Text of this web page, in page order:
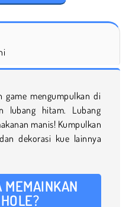
game mengumpulkan di
lubang hitam. Lubang
manis! Kumpulkan
dekorasi kue lainnya
MEMAINKAN